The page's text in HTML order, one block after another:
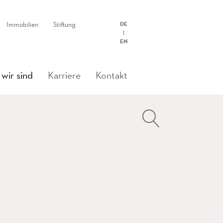
Immobilien Stiftung DE
EN
sind (current)
Karriere Kontakt